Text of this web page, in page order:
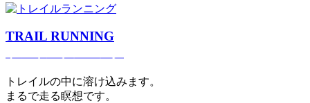
TRAIL RUNNING
トレイルの中に溶け込みます。
まるで⾛る瞑想です。